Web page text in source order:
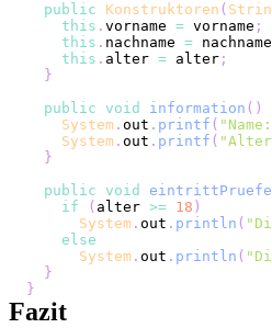
public
Konstruktoren (
this . vorname = vorname ;
this . nachname = nachname
this . alter = alter ;
}
public
void information ( )
System . out . printf (
System . out . printf (
}
public
void
if
( alter >= 18 )
System . out . println (
else
System . out . println (
}
}
Fazit